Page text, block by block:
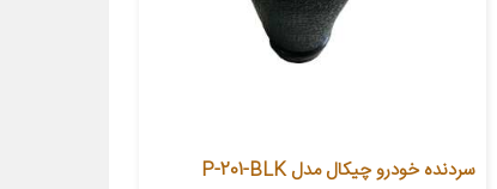
سردنده خودرو چیکال مدل P-201-BLK